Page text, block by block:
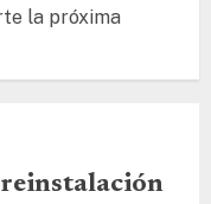
la próxima